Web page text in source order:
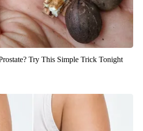
Try This Simple Trick Tonight